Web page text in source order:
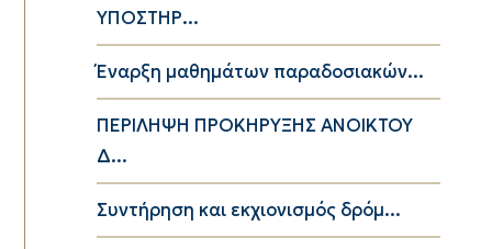
ΥΠΟΣΤΗΡ...
Έναρξη μαθημάτων παραδοσιακών...
ΠΕΡΙΛΗΨΗ ΠΡΟΚΗΡΥΞΗΣ ΑΝΟΙΚΤΟΥ
Δ...
Συντήρηση και εκχιονισμός δρόμ...